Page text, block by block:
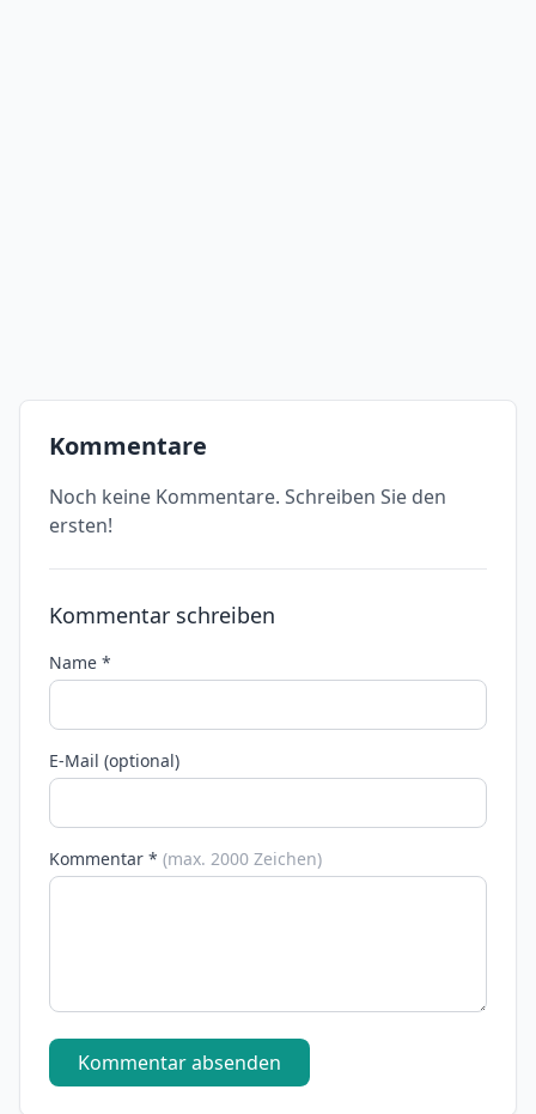
Kommentare
Noch keine Kommentare. Schreiben Sie den
ersten!
Kommentar schreiben
Name *
E-Mail (optional)
Kommentar * (max. 2000 Zeichen)
Kommentar absenden